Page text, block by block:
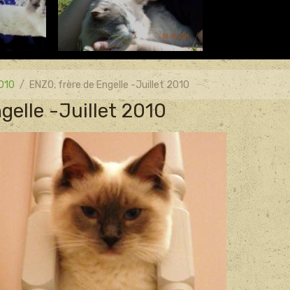
ENZO, frère de Engelle -Juillet 2010
-Juillet 2010